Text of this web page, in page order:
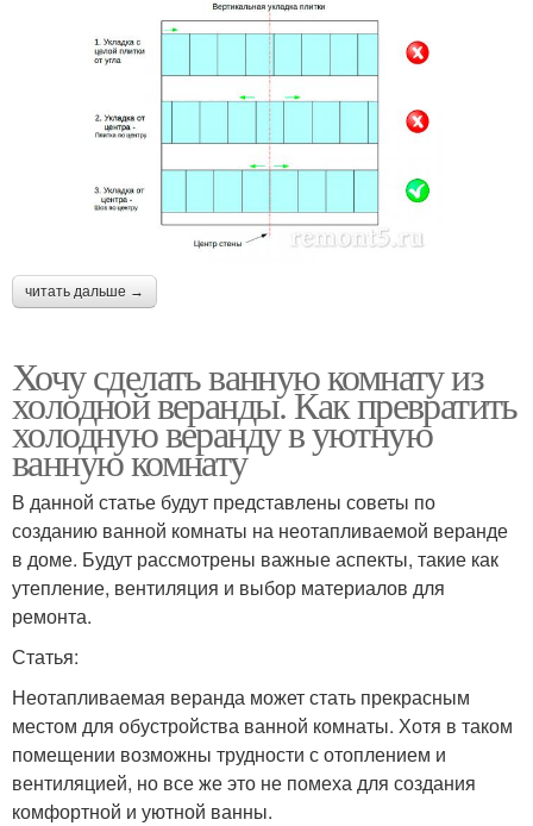
читать дальше →
Хочу сделать ванную комнату из
холодной веранды. Как превратить
холодную веранду в уютную
ванную комнату
В данной статье будут представлены советы по
созданию ванной комнаты на неотапливаемой веранде
в доме. Будут рассмотрены важные аспекты, такие как
утепление, вентиляция и выбор материалов для
ремонта.
Статья:
Неотапливаемая веранда может стать прекрасным
местом для обустройства ванной комнаты. Хотя в таком
помещении возможны трудности с отоплением и
вентиляцией, но все же это не помеха для создания
комфортной и уютной ванны.